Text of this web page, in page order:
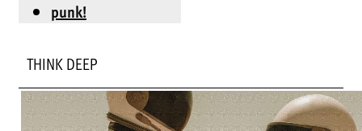
punk!
THINK DEEP